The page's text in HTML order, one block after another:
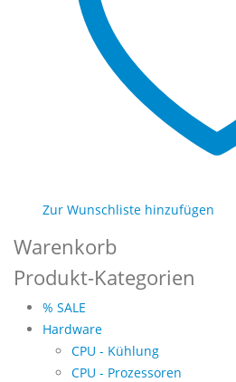
Zur Wunschliste hinzufügen
Warenkorb
Produkt-Kategorien
% SALE
Hardware
CPU - Kühlung
CPU - Prozessoren